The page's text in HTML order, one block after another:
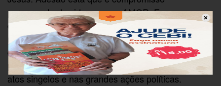
permanente de vida nova no AMOR. E como nos
diz o pastor Henrique Vieira, o amor é
revolucionário, é aquela pulsão que grita contra o
que apequena a vida. O amor é sempre abertura
para um futuro mais pleno. O amor se revela nos
atos singelos e nas grandes ações políticas.